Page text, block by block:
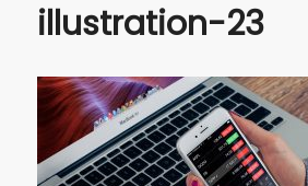
illustration-23